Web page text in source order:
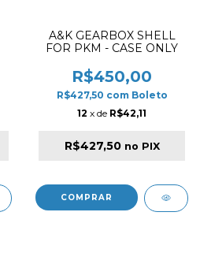
A&K GEARBOX SHELL
FOR PKM - CASE ONLY
R$450,00
R$427,50 com Boleto
12 x de R$42,11
R$427,50 no PIX